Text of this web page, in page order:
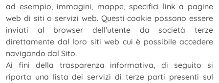
ad esempio, immagini, mappe, specifici link a pagine
web di siti o servizi web. Questi cookie possono essere
inviati al browser dell'utente da società terze
direttamente dal loro siti web cui è possibile accedere
navigando dal Sito.
Ai fini della trasparenza informativa, di seguito si
riporta una lista dei servizi di terze parti presenti sul